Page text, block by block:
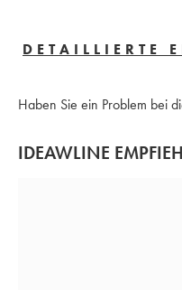
DETAILLIERTE
Haben Sie ein Problem bei
IDEAWLINE